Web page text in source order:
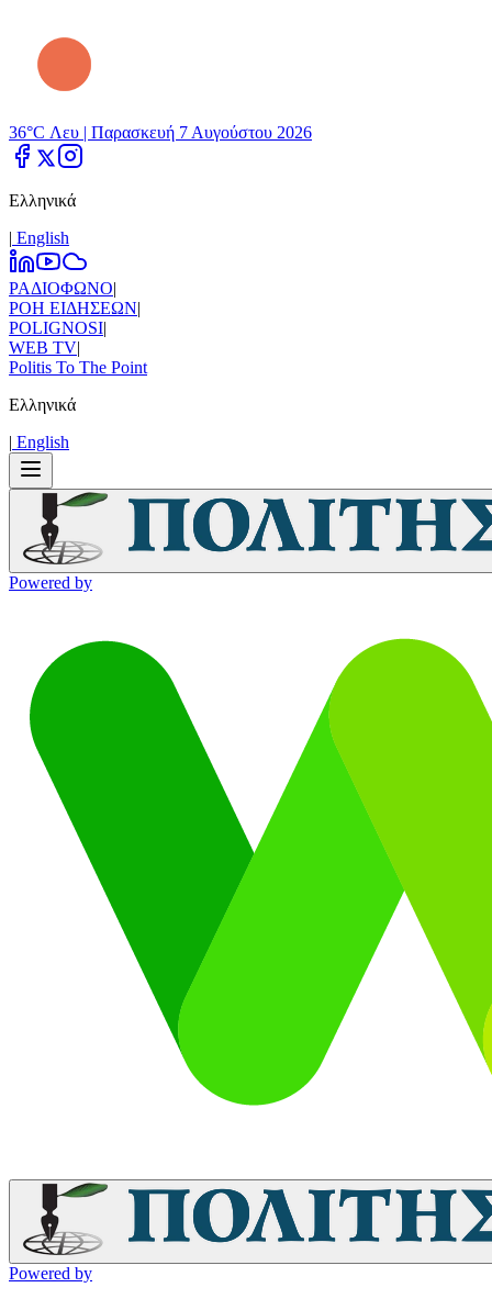
36°C Λευ | Παρασκευή 7 Αυγούστου 2026
Ελληνικά
| Εnglish
ΡΑΔΙΟΦΩΝΟ|
ΡΟΗ ΕΙΔΗΣΕΩΝ|
POLIGNOSI|
WEB TV|
Politis To The Point
Ελληνικά
| Εnglish
Powered by
Powered by